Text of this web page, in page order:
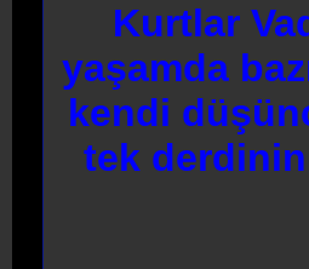
Kurtlar
yaşamda
kendi
tek